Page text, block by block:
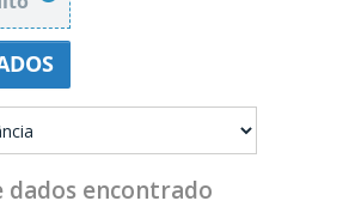
dados encontrado